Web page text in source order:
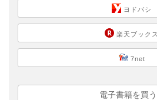
ヨドバシ
楽天ブックス
7net
電子書籍を買う